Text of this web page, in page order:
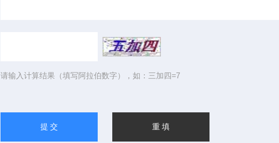
请输入计算结果（填写阿拉伯数字），如：三加四=7